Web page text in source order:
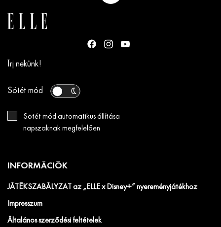
Írj nekünk!
Sötét mód
Sötét mód automatikus állítása
napszaknak megfelelően
INFORMÁCIÓK
JÁTÉKSZABÁLYZAT az „ELLE x Disney+” nyereményjátékhoz
Impresszum
Általános szerződési feltételek